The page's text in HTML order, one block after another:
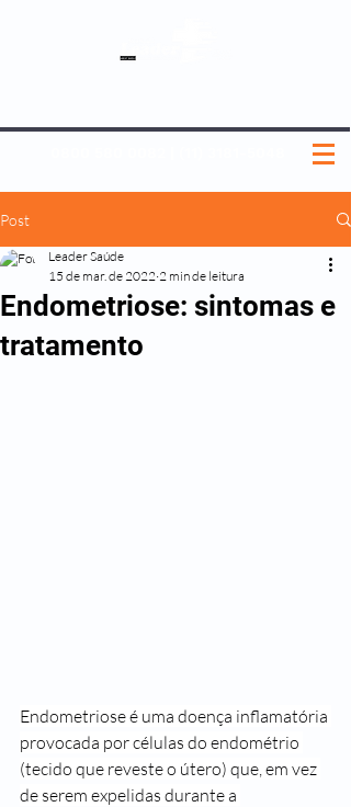
Post
Endometriose: sintomas e
tratamento
Leader Saúde
15 de mar. de 2022 2 min de leitura
Endometriose é uma doença inflamatória
provocada por células do endométrio
(tecido que reveste o útero) que, em vez
de serem expelidas durante a